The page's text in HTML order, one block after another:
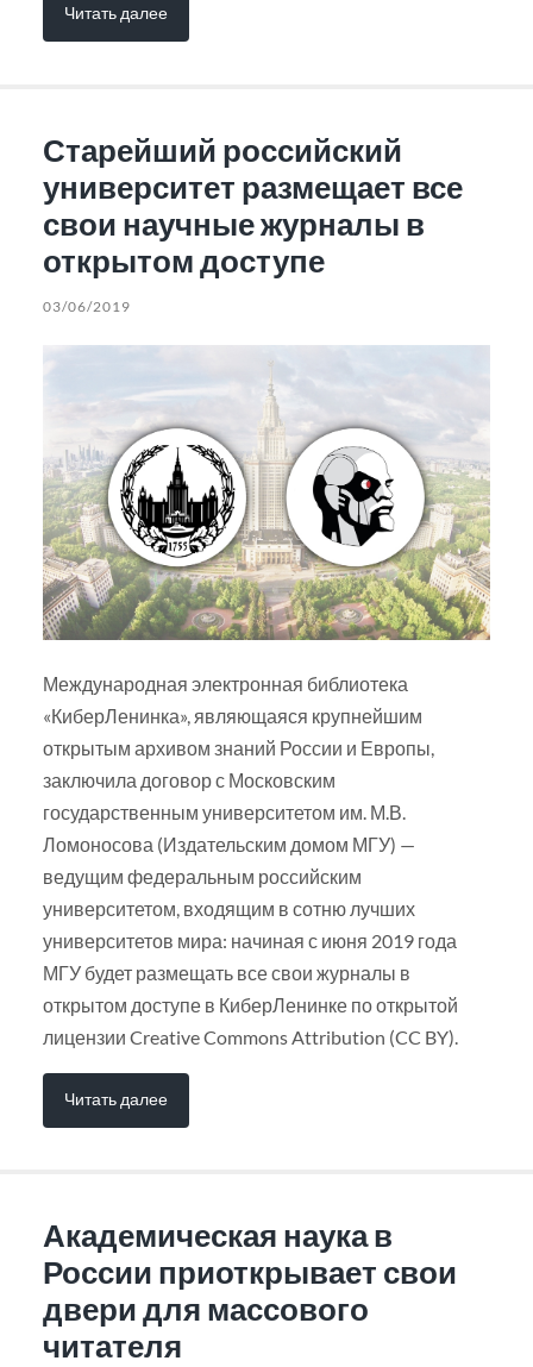
Читать далее
Старейший российский
университет размещает все
свои научные журналы в
открытом доступе
03/06/2019
Международная электронная библиотека
«КиберЛенинка», являющаяся крупнейшим
открытым архивом знаний России и Европы,
заключила договор с Московским
государственным университетом им. М.В.
Ломоносова (Издательским домом МГУ) —
ведущим федеральным российским
университетом, входящим в сотню лучших
университетов мира: начиная с июня 2019 года
МГУ будет размещать все свои журналы в
открытом доступе в КиберЛенинке по открытой
лицензии Creative Commons Attribution (CC BY).
Читать далее
Академическая наука в
России приоткрывает свои
двери для массового
читателя